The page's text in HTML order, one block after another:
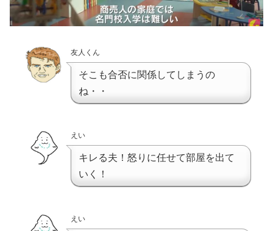
友人くん
そこも合否に関係してしまうの
ね・・
えい
キレる夫！怒りに任せて部屋を出て
いく！
えい